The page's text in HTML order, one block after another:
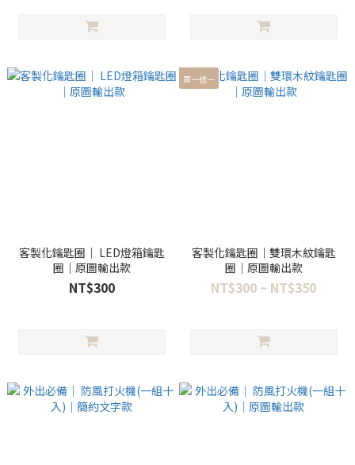
客製化鑰匙圈｜ LED燈箱鑰匙
圈｜原圖輸出款
NT$300
買一送一
客製化鑰匙圈｜雙環木紋鑰匙
圈｜原圖輸出款
NT$300 ~ NT$350